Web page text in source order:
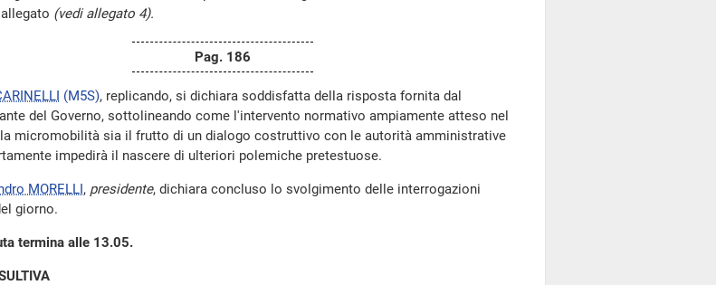
(vedi allegato 4).
Pag. 186
(M5S), replicando, si dichiara soddisfatta della risposta fornita dal
del Governo, sottolineando come l'intervento normativo ampiamente atteso nel
micromobilità sia il frutto di un dialogo costruttivo con le autorità amministrative
impedirà il nascere di ulteriori polemiche pretestuose.
MORELLI, presidente, dichiara concluso lo svolgimento delle interrogazioni
giorno.
termina alle 13.05.